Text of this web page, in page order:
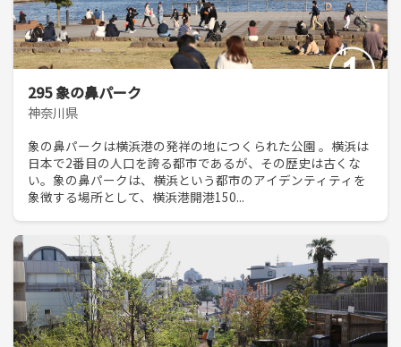
295 象の鼻パーク
神奈川県
象の鼻パークは横浜港の発祥の地につくられた公園 。横浜は
日本で2番目の人口を誇る都市であるが、その歴史は古くな
い。象の鼻パークは、横浜という都市のアイデンティティを
象徴する場所として、横浜港開港150...